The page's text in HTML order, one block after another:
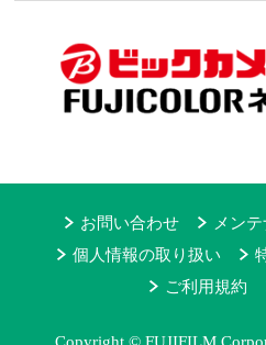
お問い合わせ メン
個人情報の取り扱い
ご利用規約
Copyright © FUJIFILM